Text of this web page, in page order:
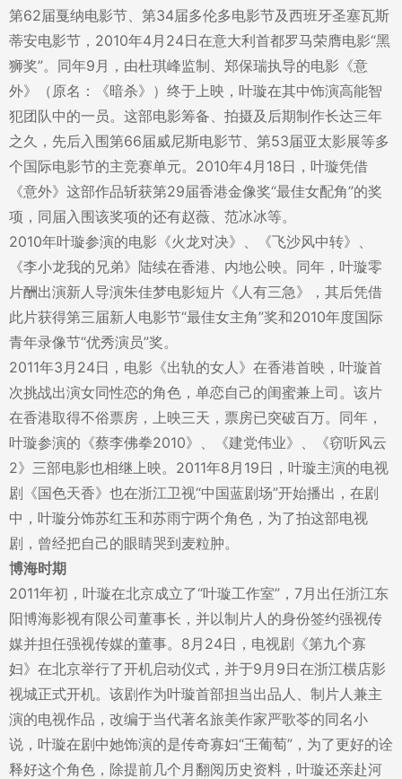
第62届戛纳电影节、第34届多伦多电影节及西班牙圣塞瓦斯
蒂安电影节，2010年4月24日在意大利首都罗马荣膺电影“黑
狮奖”。同年9月，由杜琪峰监制、郑保瑞执导的电影《意
外》（原名：《暗杀》）终于上映，叶璇在其中饰演高能智
犯团队中的一员。这部电影筹备、拍摄及后期制作长达三年
之久，先后入围第66届威尼斯电影节、第53届亚太影展等多
个国际电影节的主竞赛单元。2010年4月18日，叶璇凭借
《意外》这部作品斩获第29届香港金像奖“最佳女配角”的奖
项，同届入围该奖项的还有赵薇、范冰冰等。
2010年叶璇参演的电影《火龙对决》、《飞沙风中转》、
《李小龙我的兄弟》陆续在香港、内地公映。同年，叶璇零
片酬出演新人导演朱佳梦电影短片《人有三急》，其后凭借
此片获得第三届新人电影节“最佳女主角”奖和2010年度国际
青年录像节“优秀演员”奖。
2011年3月24日，电影《出轨的女人》在香港首映，叶璇首
次挑战出演女同性恋的角色，单恋自己的闺蜜兼上司。该片
在香港取得不俗票房，上映三天，票房已突破百万。同年，
叶璇参演的《蔡李佛拳2010》、《建党伟业》、《窃听风云
2》三部电影也相继上映。2011年8月19日，叶璇主演的电视
剧《国色天香》也在浙江卫视“中国蓝剧场”开始播出，在剧
中，叶璇分饰苏红玉和苏雨宁两个角色，为了拍这部电视
剧，曾经把自己的眼睛哭到麦粒肿。
博海时期
2011年初，叶璇在北京成立了“叶璇工作室”，7月出任浙江东
阳博海影视有限公司董事长，并以制片人的身份签约强视传
媒并担任强视传媒的董事。8月24日，电视剧《第九个寡
妇》在北京举行了开机启动仪式，并于9月9日在浙江横店影
视城正式开机。该剧作为叶璇首部担当出品人、制片人兼主
演的电视作品，改编于当代著名旅美作家严歌苓的同名小
说，叶璇在剧中她饰演的是传奇寡妇“王葡萄”，为了更好的诠
释好这个角色，除提前几个月翻阅历史资料，叶璇还亲赴河